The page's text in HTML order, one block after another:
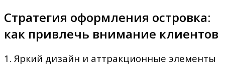
Стратегия оформления островка:
как привлечь внимание клиентов
1. Яркий дизайн и аттракционные элементы